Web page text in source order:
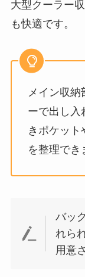
大型クーラー
も快適です。
メイン収納
ーで出し入
きポケット
を整理でき
バッ
れら
用意